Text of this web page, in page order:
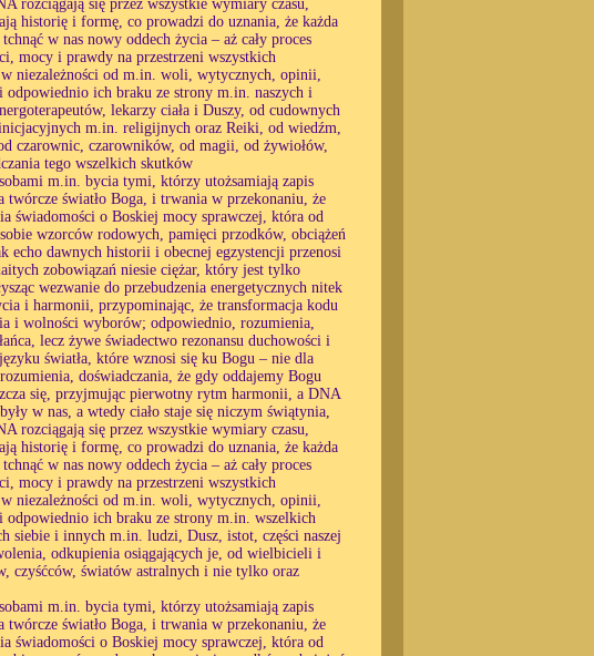
rozciągają się przez wszystkie wymiary czasu,
historię i formę, co prowadzi do uznania, że każda
w nas nowy oddech życia – aż cały proces
mocy i prawdy na przestrzeni wszystkich
niezależności od m.in. woli, wytycznych, opinii,
odpowiednio ich braku ze strony m.in. naszych i
lekarzy ciała i Duszy, od cudownych
m.in. religijnych oraz Reiki, od wiedźm,
czarownic, czarowników, od magii, od żywiołów,
tego wszelkich skutków
m.in. bycia tymi, którzy utożsamiają zapis
twórcze światło Boga, i trwania w przekonaniu, że
świadomości o Boskiej mocy sprawczej, która od
wzorców rodowych, pamięci przodków, obciążeń
echo dawnych historii i obecnej egzystencji przenosi
zobowiązań niesie ciężar, który jest tylko
wezwanie do przebudzenia energetycznych nitek
i harmonii, przypominając, że transformacja kodu
i wolności wyborów; odpowiednio, rozumienia,
lecz żywe świadectwo rezonansu duchowości i
światła, które wznosi się ku Bogu – nie dla
doświadczania, że gdy oddajemy Bogu
się, przyjmując pierwotny rytm harmonii, a DNA
w nas, a wtedy ciało staje się niczym świątynia,
rozciągają się przez wszystkie wymiary czasu,
historię i formę, co prowadzi do uznania, że każda
w nas nowy oddech życia – aż cały proces
mocy i prawdy na przestrzeni wszystkich
niezależności od m.in. woli, wytycznych, opinii,
odpowiednio ich braku ze strony m.in. wszelkich
siebie i innych m.in. ludzi, Dusz, istot, części naszej
odkupienia osiągających je, od wielbicieli i
czyśćców, światów astralnych i nie tylko oraz
m.in. bycia tymi, którzy utożsamiają zapis
twórcze światło Boga, i trwania w przekonaniu, że
świadomości o Boskiej mocy sprawczej, która od